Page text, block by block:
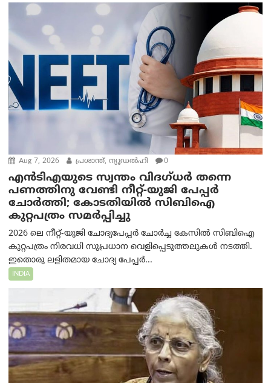
Aug 7, 2026 പ്രശാന്ത്, ന്യൂഡല്‍ഹി 0
എൻ‌ടി‌എയുടെ സ്വന്തം വിദഗ്ധർ തന്നെ
പണത്തിനു വേണ്ടി നീറ്റ്-യു‌ജി പേപ്പർ
ചോർത്തി; കോടതിയില്‍ സിബിഐ
കുറ്റപത്രം സമര്‍പ്പിച്ചു
2026 ലെ നീറ്റ്-യുജി ചോദ്യപേപ്പർ ചോർച്ച കേസിൽ സിബിഐ
കുറ്റപത്രം നിരവധി സുപ്രധാന വെളിപ്പെടുത്തലുകൾ നടത്തി.
ഇതൊരു ലളിതമായ ചോദ്യ പേപ്പർ...
INDIA